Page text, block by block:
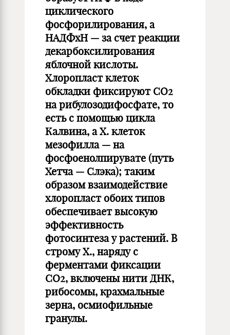
циклического
фосфорилирования, а
НАДФхН — за счет реакции
декарбоксилирования
яблочной кислоты.
Хлоропласт клеток
обкладки фиксируют CO2
на рибулозодифосфате, то
есть с помощью цикла
Калвина, а Х. клеток
мезофилла — на
фосфоенолпирувате (путь
Хетча — Слэка); таким
образом взаимодействие
хлоропласт обоих типов
обеспечивает высокую
эффективность
фотосинтеза у растений. В
строму Х., наряду с
ферментами фиксации
CO2, включены нити ДНК,
рибосомы, крахмальные
зерна, осмиофильные
гранулы.